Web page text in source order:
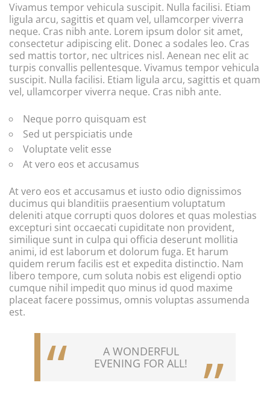
Vivamus tempor vehicula suscipit. Nulla facilisi. Etiam
ligula arcu, sagittis et quam vel, ullamcorper viverra
neque. Cras nibh ante. Lorem ipsum dolor sit amet,
consectetur adipiscing elit. Donec a sodales leo. Cras
sed mattis tortor, nec ultrices nisl. Aenean nec elit ac
turpis convallis pellentesque. Vivamus tempor vehicula
suscipit. Nulla facilisi. Etiam ligula arcu, sagittis et quam
vel, ullamcorper viverra neque. Cras nibh ante.
Neque porro quisquam est
Sed ut perspiciatis unde
Voluptate velit esse
At vero eos et accusamus
At vero eos et accusamus et iusto odio dignissimos
ducimus qui blanditiis praesentium voluptatum
deleniti atque corrupti quos dolores et quas molestias
excepturi sint occaecati cupiditate non provident,
similique sunt in culpa qui officia deserunt mollitia
animi, id est laborum et dolorum fuga. Et harum
quidem rerum facilis est et expedita distinctio. Nam
libero tempore, cum soluta nobis est eligendi optio
cumque nihil impedit quo minus id quod maxime
placeat facere possimus, omnis voluptas assumenda
est.
A WONDERFUL
EVENING FOR ALL!